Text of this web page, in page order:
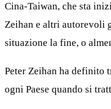
Cina-Taiwan, che sta
Zeihan e altri autorevoli
situazione la fine, o
Peter Zeihan ha definito
ogni Paese quando si